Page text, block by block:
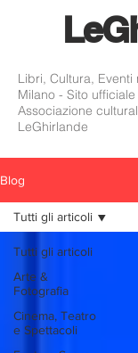
Le
Libri, Cultura, Eventi
Milano - Sito ufficiale
Associazione
LeGhirlande
Blog
Tutti gli articoli
Arte &
Fotografia
Cinema, Teatro
e Spettacoli
Tutti gli articoli